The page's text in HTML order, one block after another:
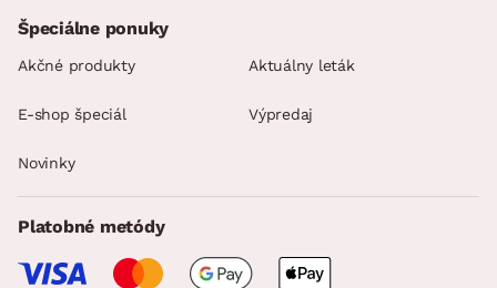
Špeciálne ponuky
Akčné produkty Aktuálny leták
E-shop špeciál Výpredaj
Novinky
Platobné metódy